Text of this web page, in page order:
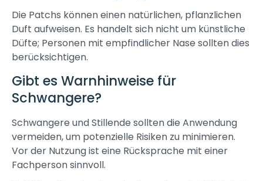
Die Patchs können einen natürlichen, pflanzlichen
Duft aufweisen. Es handelt sich nicht um künstliche
Düfte; Personen mit empfindlicher Nase sollten dies
berücksichtigen.
Gibt es Warnhinweise für
Schwangere?
Schwangere und Stillende sollten die Anwendung
vermeiden, um potenzielle Risiken zu minimieren.
Vor der Nutzung ist eine Rücksprache mit einer
Fachperson sinnvoll.